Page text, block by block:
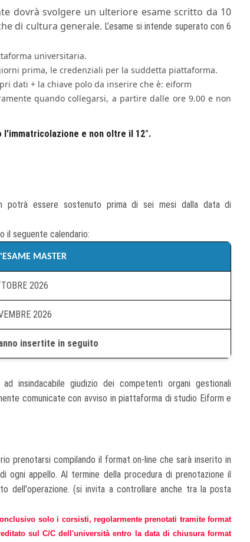
dovrà svolgere un ulteriore esame scritto da 10
di cultura generale. L’esame si intende superato con 6
universitaria.
prima, le credenziali per la suddetta piattaforma.
dati + la chiave polo da inserire che è: eiform
quando collegarsi, a partire dalle ore 9.00 e non
l'immatricolazione e non oltre il 12°.
potrà essere sostenuto prima di sei mesi dalla data di
il seguente calendario:
MASTER
2026
2026
insertite in seguito
insindacabile giudizio dei competenti organi gestionali
comunicate con avviso in piattaforma di studio Eiform e
prenotarsi compilando il format on-line che sarà inserito in
ogni appello. Al termine della procedura di prenotazione il
dell'operazione. (si invita a controllare anche tra la posta
solo i corsisti, regolarmente prenotati tramite format
sul C/C dell'università entro la data di chiusura format